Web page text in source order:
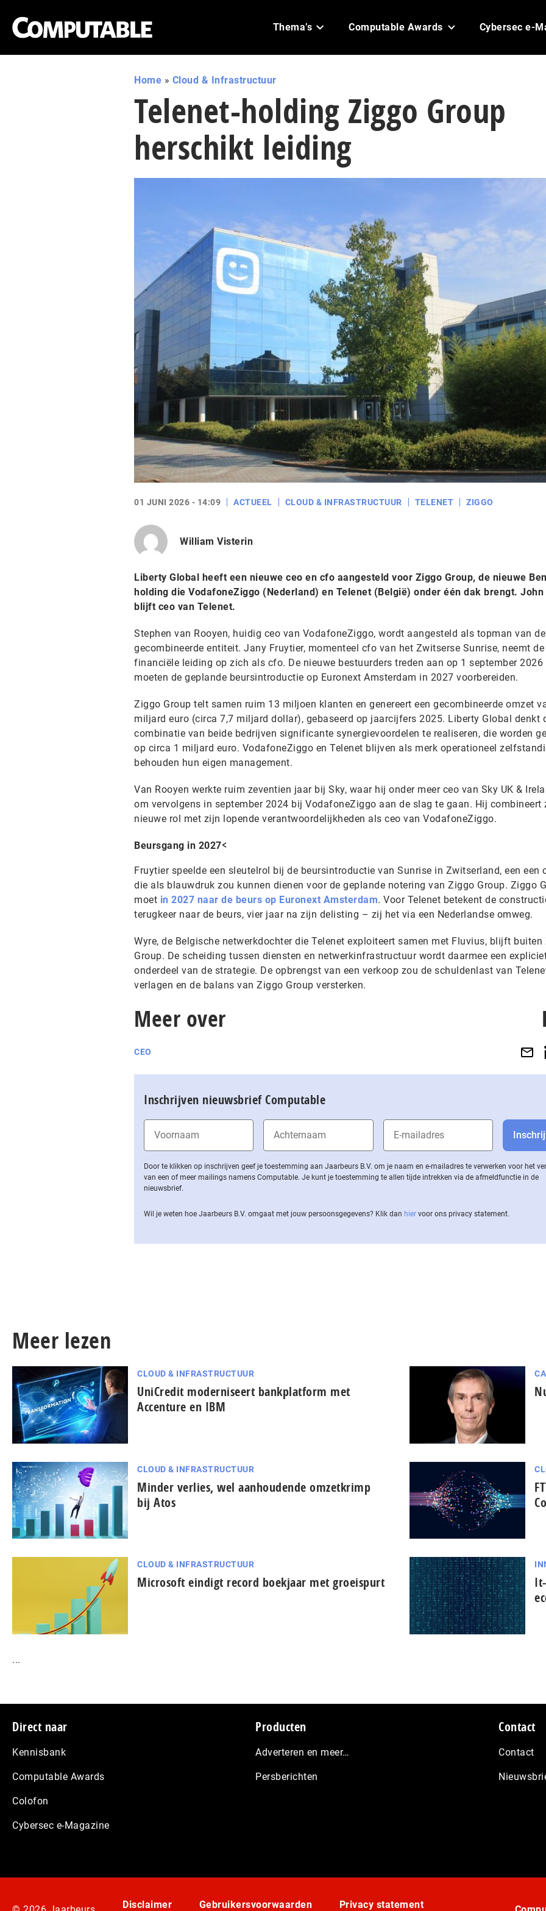
Thema’s Computable Awards Cybersec e-
Home » Cloud & Infrastructuur
Telenet-holding Ziggo Group
herschikt leiding
01 JUNI 2026 - 14:09 ACTUEEL CLOUD & INFRASTRUCTUUR TELENET ZIGGO
William Visterin
Liberty Global heeft een nieuwe ceo en cfo aangesteld voor Ziggo Group, de nieuwe
holding die VodafoneZiggo (Nederland) en Telenet (België) onder één dak brengt. John
blijft ceo van Telenet.
Stephen van Rooyen, huidig ceo van VodafoneZiggo, wordt aangesteld als topman van de
gecombineerde entiteit. Jany Fruytier, momenteel cfo van het Zwitserse Sunrise, neemt de
financiële leiding op zich als cfo. De nieuwe bestuurders treden aan op 1 september 2026
moeten de geplande beursintroductie op Euronext Amsterdam in 2027 voorbereiden.
Ziggo Group telt samen ruim 13 miljoen klanten en genereert een gecombineerde omzet
miljard euro (circa 7,7 miljard dollar), gebaseerd op jaarcijfers 2025. Liberty Global denkt
combinatie van beide bedrijven significante synergievoordelen te realiseren, die worden
op circa 1 miljard euro. VodafoneZiggo en Telenet blijven als merk operationeel
behouden hun eigen management.
Van Rooyen werkte ruim zeventien jaar bij Sky, waar hij onder meer ceo van Sky UK &
om vervolgens in september 2024 bij VodafoneZiggo aan de slag te gaan. Hij combineert
nieuwe rol met zijn lopende verantwoordelijkheden als ceo van VodafoneZiggo.
Beursgang in 2027<
Fruytier speelde een sleutelrol bij de beursintroductie van Sunrise in Zwitserland, een een
die als blauwdruk zou kunnen dienen voor de geplande notering van Ziggo Group. Ziggo
moet in 2027 naar de beurs op Euronext Amsterdam. Voor Telenet betekent de
terugkeer naar de beurs, vier jaar na zijn delisting – zij het via een Nederlandse omweg.
Wyre, de Belgische netwerkdochter die Telenet exploiteert samen met Fluvius, blijft buiten
Group. De scheiding tussen diensten en netwerkinfrastructuur wordt daarmee een
onderdeel van de strategie. De opbrengst van een verkoop zou de schuldenlast van
verlagen en de balans van Ziggo Group versterken.
Meer over
CEO
Inschrijven nieuwsbrief Computable
Door te klikken op inschrijven geef je toestemming aan Jaarbeurs B.V. om je naam en e-mailadres te verwerken voor het
van een of meer mailings namens Computable. Je kunt je toestemming te allen tijde intrekken via de af­meld­func­tie in de
nieuwsbrief.
Wil je weten hoe Jaarbeurs B.V. omgaat met jouw per­soons­ge­ge­vens? Klik dan hier voor ons privacy statement.
Meer lezen
CLOUD & INFRASTRUCTUUR
UniCredit moderniseert bankplatform met
Accenture en IBM
CLOUD & INFRASTRUCTUUR
Minder verlies, wel aanhoudende omzetkrimp
bij Atos
CLOUD & INFRASTRUCTUUR
Microsoft eindigt record boekjaar met groeispurt
...
Footer
Direct naar
Kennisbank
Computable Awards
Colofon
Cybersec e-Magazine
Producten
Adverteren en meer…
Persberichten
Contact
Contact
Disclaimer Gebruikersvoorwaarden Privacy statement